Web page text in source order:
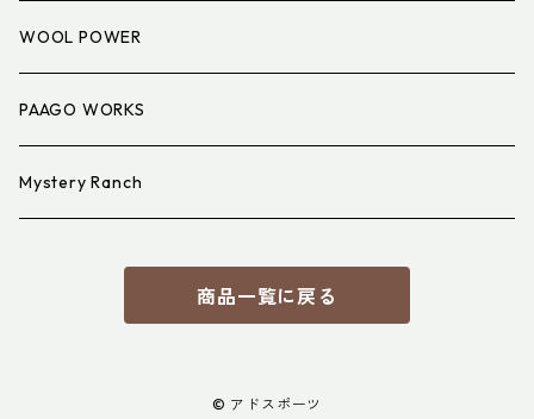
アイウェア
WOOL POWER
PAAGO WORKS
Mystery Ranch
商品一覧に戻る
© アドスポーツ